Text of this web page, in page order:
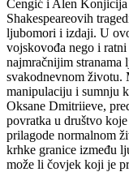
Čengić i Alen Konjicija
Shakespeareovih
ljubomori i izdaji. U
vojskovođa nego i
najmračnijim stranama
svakodnevnom životu.
manipulaciju i sumnju
Oksane Dmitriieve,
povratka u društvo
prilagode normalnom
krhke granice između
može li čovjek koji je